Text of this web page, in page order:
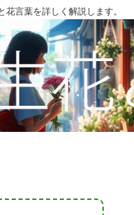
花言葉を詳しく解説します。